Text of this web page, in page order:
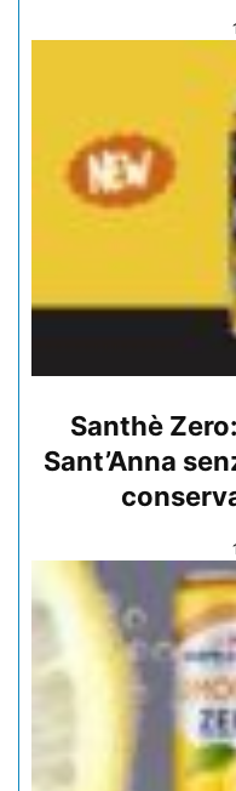
Santhè
Sant’Anna